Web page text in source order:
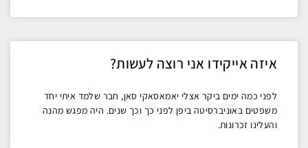
איזה אייקידו אני רוצה לעשות?
לפני כמה ימים ביקר אצלי יאמאסאקי סאן, חבר שלמד איתי יחד
משפטים באוניברסיטה ביפן לפני כך וכך שנים. היה מפגש מהנה
והעלינו זכרונות.